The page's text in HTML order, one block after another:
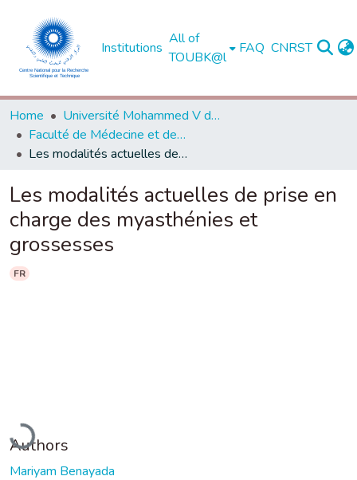
Institutions
All of
TOUBK@l
FAQ CNRST
Home
Université Mohammed V de Rabat
Faculté de Médecine et de Pharmacie - Rabat
Les modalités actuelles de prise en charge des myasthénies et grossesses
Les modalités actuelles de prise en
charge des myasthénies et
grossesses
FR
Loading...
Authors
Mariyam Benayada